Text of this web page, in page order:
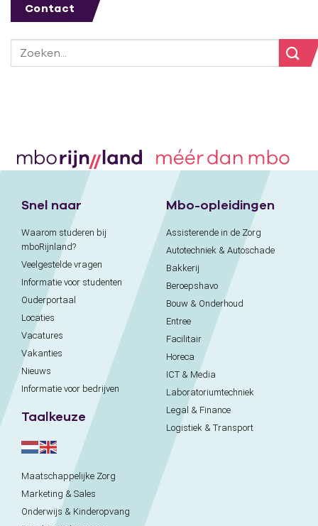
Contact
Snel naar
Waarom studeren bij
mboRijnland?
Veelgestelde vragen
Informatie voor studenten
Ouderportaal
Locaties
Vacatures
Vakanties
Nieuws
Informatie voor bedrijven
Taalkeuze
Mbo-opleidingen
Assisterende in de Zorg
Autotechniek & Autoschade
Bakkerij
Beroepshavo
Bouw & Onderhoud
Entree
Facilitair
Horeca
ICT & Media
Laboratoriumtechniek
Legal & Finance
Logistiek & Transport
Maatschappelijke Zorg
Marketing & Sales
Onderwijs & Kinderopvang